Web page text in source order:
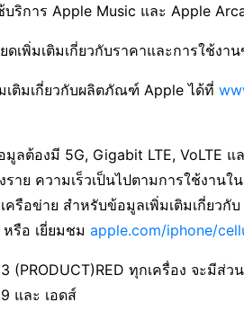
Apple Music และ Apple
เติมเกี่ยวกับราคาและการใช้งาน
กี่ยวกับผลิตภัณฑ์ Apple ได้ที่
มูลต้องมี 5G, Gigabit LTE, VoLTE
ราย ความเร็วเป็นไปตามการใช้งา
ครือข่าย สำหรับข้อมูลเพิ่มเติมเกี่ยว
รือ เยี่ยมชม apple.com/iphone/
(PRODUCT)RED ทุกเครื่อง จะมีส่
และ เอดส์